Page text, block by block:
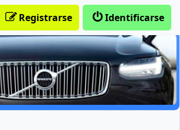
Identificarse
Registrarse